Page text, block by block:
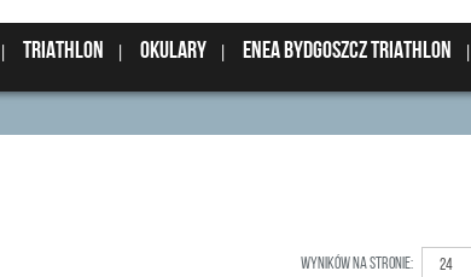
TRIATHLON OKULARY ENEA BYDGOSZCZ TRIATHLON
Wyników na stronie: